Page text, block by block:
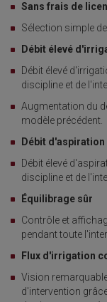
Sans frais de
Sélection simple
Débit élevé
Débit élevé
discipline et de
Augmentation du
modèle précédent.
Débit d'aspiration
Débit élevé
discipline et de
Équilibrage sûr
Contrôle et
pendant toute
Flux d'irrigation
Vision
d'intervention